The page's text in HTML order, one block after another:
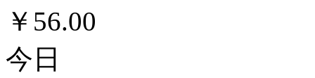
￥56.00
今日